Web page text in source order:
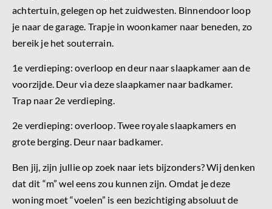
achtertuin, gelegen op het zuidwesten. Binnendoor loop
je naar de garage. Trapje in woonkamer naar beneden, zo
bereik je het souterrain.
1e verdieping: overloop en deur naar slaapkamer aan de
voorzijde. Deur via deze slaapkamer naar badkamer.
Trap naar 2e verdieping.
2e verdieping: overloop. Twee royale slaapkamers en
grote berging. Deur naar badkamer.
Ben jij, zijn jullie op zoek naar iets bijzonders? Wij denken
dat dit “m” wel eens zou kunnen zijn. Omdat je deze
woning moet “voelen” is een bezichtiging absoluut de